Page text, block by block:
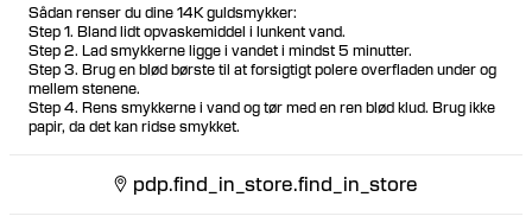
Sådan renser du dine 14K guldsmykker:
Step 1. Bland lidt opvaskemiddel i lunkent vand.
Step 2. Lad smykkerne ligge i vandet i mindst 5 minutter.
Step 3. Brug en blød børste til at forsigtigt polere overfladen under og
mellem stenene.
Step 4. Rens smykkerne i vand og tør med en ren blød klud. Brug ikke
papir, da det kan ridse smykket.
pdp.find_in_store.find_in_store